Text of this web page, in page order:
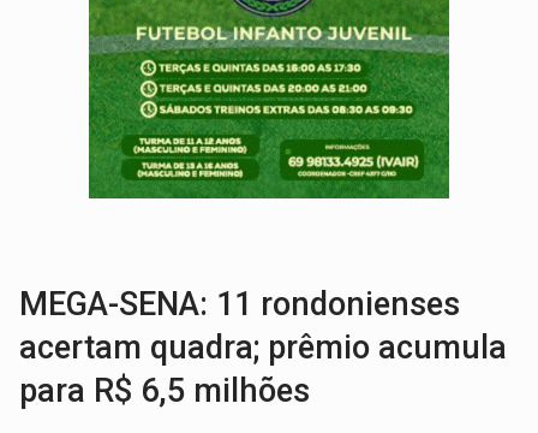
LUDOPATIA:Apostas online começam a afetar produtividade e rotina
REFLORESTAMENTO:Plantar árvores não será mais suficiente para
OVNIS NA LUA:Cientistas alertam para possível base secreta no satélite
ACABOU COM PEUGEOT:Incêndio destrói carro que era rebocado para oficina
MEGA-SENA: 11 rondonienses
acertam quadra; prêmio acumula
para R$ 6,5 milhões